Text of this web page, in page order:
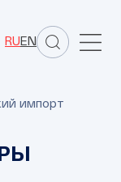
RU EN
импорт